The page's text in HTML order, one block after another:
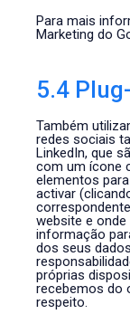
Para mais
Marketing do
5.4
Também
redes sociais
LinkedIn, que
com um ícone
elementos
activar
website e
informação
dos seus
próprias
recebemos do
respeito.